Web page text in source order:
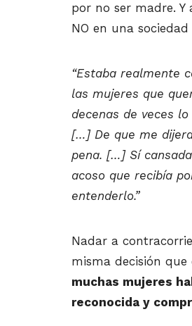
por no ser madre.
NO en una
“Estaba realmente
las mujeres que
decenas de veces
[…] De que me
pena. […] Sí
acoso que recibía
entenderlo.”
Nadar a
misma decisión que
muchas mujeres
reconocida y